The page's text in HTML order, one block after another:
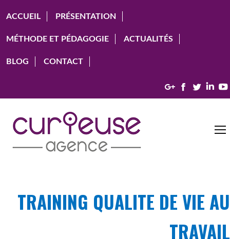
ACCUEIL PRÉSENTATION
MÉTHODE ET PÉDAGOGIE ACTUALITÉS
BLOG CONTACT
Google+Facebook
Twitter
TRAINING QUALITE DE VIE AU
TRAVAIL